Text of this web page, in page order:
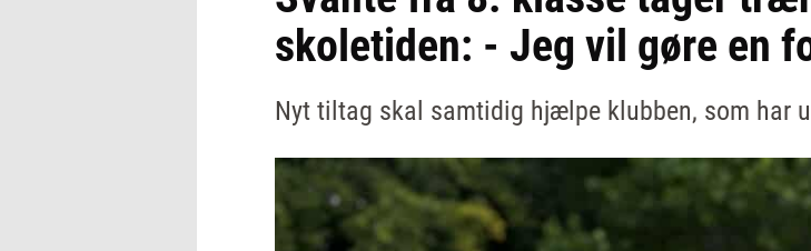
skoletiden: - Jeg vil gøre en
Nyt tiltag skal samtidig hjælpe klubben, som har